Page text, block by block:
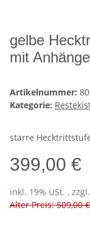
gelbe
mit
Artikelnummer:
Kategorie:
starre
399,00 €
inkl. 19% USt. , zzgl.
Alter Preis: 509,00 €